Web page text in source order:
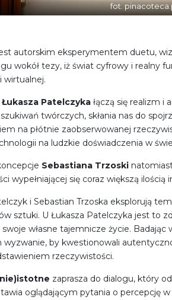
fot.
autorskim eksperymentem duetu,
wokół tezy, iż świat cyfrowy i realny
wirtualnej.
Łukasza Patelczyka łączą się realizm
twórczych, skłania nas do
na płótnie zaobserwowanej
na ludzkie doświadczenia w
Sebastiana Trzoski
wypełniającej się coraz większą
i Sebastian Trzoska eksplorują
sztuki. U Łukasza Patelczyka jest to
własne tajemnicze życie.
wyzwanie, by kwestionowali
rzeczywistości.
zaprasza do dialogu, który
oglądającym pytania o percepcję